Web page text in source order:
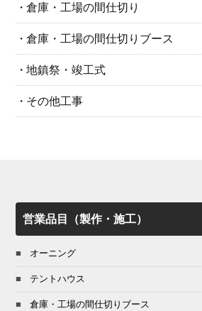
倉庫・工場の間仕切り
倉庫・工場の間仕切りブース
地鎮祭・竣工式
その他工事
営業品目（製作・施工）
オーニング
テントハウス
倉庫・工場の間仕切りブース